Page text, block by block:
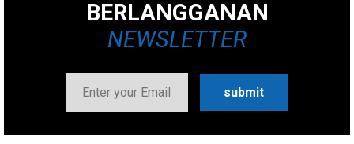
BERLANGGANAN
NEWSLETTER